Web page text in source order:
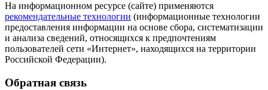
На информационном ресурсе (сайте) применяются
рекомендательные технологии (информационные технологии
предоставления информации на основе сбора, систематизации
и анализа сведений, относящихся к предпочтениям
пользователей сети «Интернет», находящихся на территории
Российской Федерации).
Обратная связь